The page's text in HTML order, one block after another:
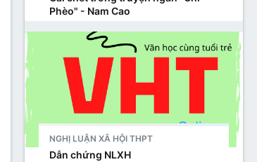
Phèo" - Nam Cao
NGHỊ LUẬN XÃ HỘI THPT
Dẫn chứng NLXH